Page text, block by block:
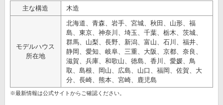
主な構造 木造
モデルハウス
所在地
北海道、青森、岩手、宮城、秋田、山形、福
島、東京、神奈川、埼玉、千葉、栃木、茨城、
群馬、山梨、長野、新潟、富山、石川、福井、
静岡、愛知、岐阜、三重、大阪、京都、奈良、
滋賀、兵庫、和歌山、徳島、香川、愛媛、鳥
取、島根、岡山、広島、山口、福岡、佐賀、大
分、長崎、熊本、宮崎、鹿児島
※最新情報は公式サイトからご確認ください。